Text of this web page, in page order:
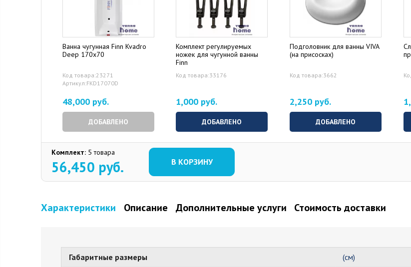
Ванна чугунная Finn Kvadro
Deep 170x70
Код товара:23271
Артикул:FKD17070D
48,000 руб.
ДОБАВЛЕНО
Комплект регулируемых
ножек для чугунной ванны
Finn
Код товара:33176
1,000 руб.
ДОБАВЛЕНО
Подголовник для ванны VIVA
(на присосках)
Код товара:3662
2,250 руб.
ДОБАВЛЕНО
Комплект: 5 товара
56,450 руб. В КОРЗИНУ
Характеристики Описание Дополнительные услуги Стоимость доставки
Габаритные размеры
(см)